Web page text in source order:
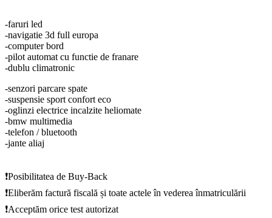
-faruri led
-navigatie 3d full europa
-computer bord
-pilot automat cu functie de franare
-dublu climatronic
-senzori parcare spate
-suspensie sport confort eco
-oglinzi electrice incalzite heliomate
-bmw multimedia
-telefon / bluetooth
-jante aliaj
❗️Posibilitatea de Buy-Back
❗️Eliberăm factură fiscală și toate actele în vederea înmatriculării
❗️Acceptăm orice test autorizat